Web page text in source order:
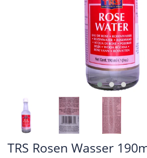
TRS Rosen Wasser